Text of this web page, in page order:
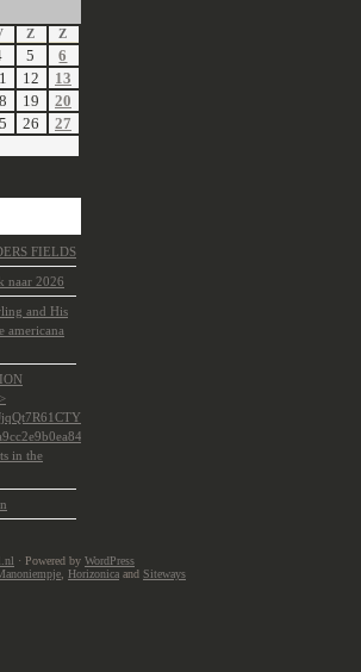
Z Z
5
6
12
13
19
20
26
27
FIELDS
naar 2026
and His
americana
in the
· Powered by WordPress
Horizonica and Siteways